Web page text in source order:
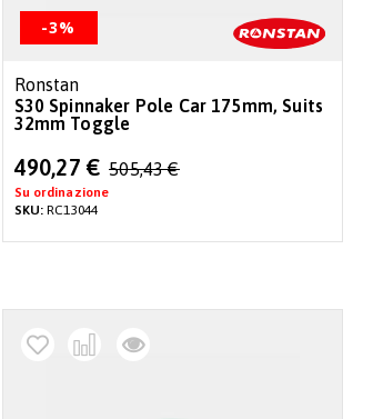
-3%
Ronstan
S30 Spinnaker Pole Car 175mm, Suits
32mm Toggle
Special
Price
490,27 € 505,43 €
Su ordinazione
SKU:RC13044